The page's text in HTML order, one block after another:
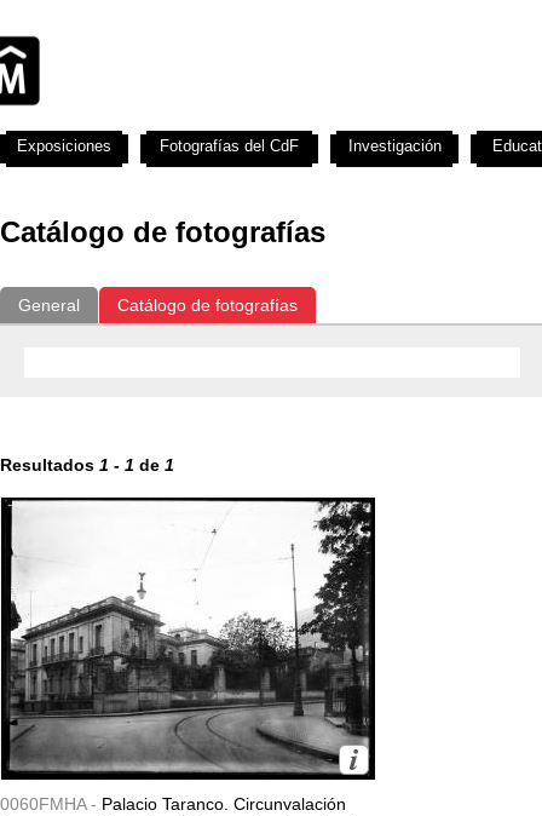
Catálogo de fotografías
General Catálogo de fotografías
Resultados 1 - 1 de 1
0060FMHA - Palacio Taranco. Circunvalación
Exposiciones Fotografías del CdF Investigación